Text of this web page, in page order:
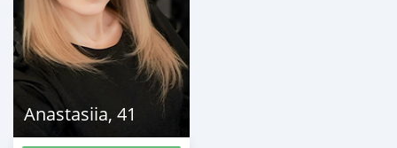
Anastasiia, 41